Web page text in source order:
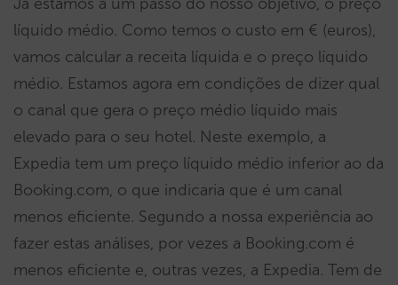
líquido médio. Como temos o custo em € (euros),
vamos calcular a receita líquida e o preço líquido
médio. Estamos agora em condições de dizer qual
o canal que gera o preço médio líquido mais
elevado para o seu hotel. Neste exemplo, a
Expedia tem um preço líquido médio inferior ao da
Booking.com, o que indicaria que é um canal
menos eficiente. Segundo a nossa experiência ao
fazer estas análises, por vezes a Booking.com é
menos eficiente e, outras vezes, a Expedia. Tem de